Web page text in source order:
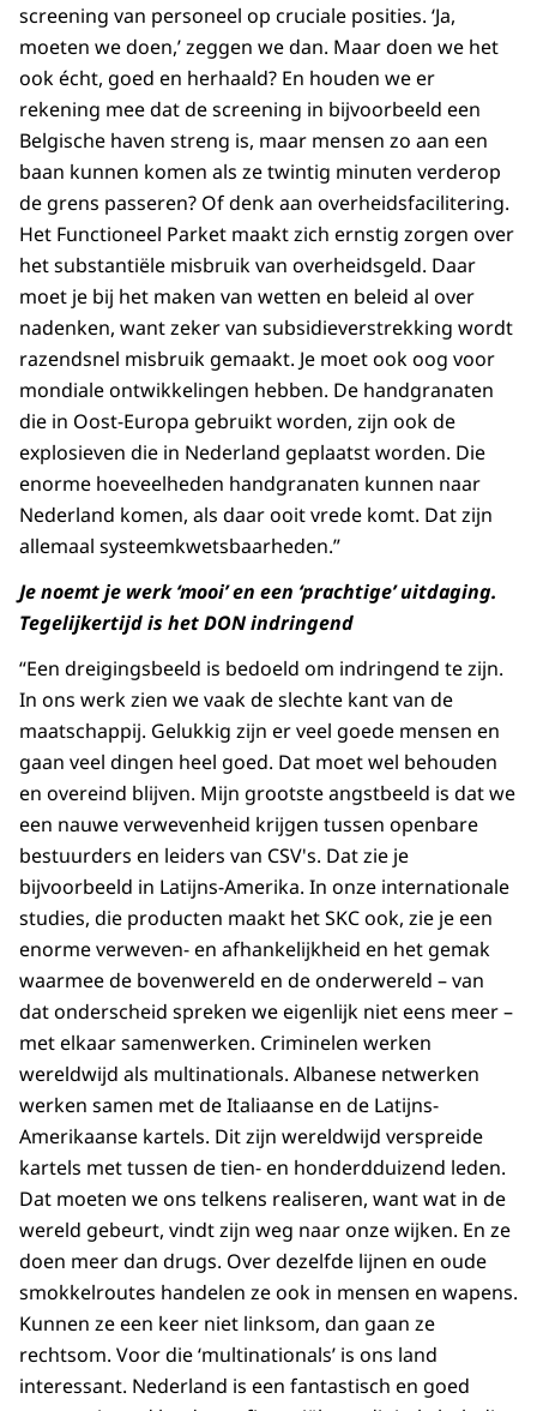
screening van personeel op cruciale posities. ‘Ja,
moeten we doen,’ zeggen we dan. Maar doen we het
ook écht, goed en herhaald? En houden we er
rekening mee dat de screening in bijvoorbeeld een
Belgische haven streng is, maar mensen zo aan een
baan kunnen komen als ze twintig minuten verderop
de grens passeren? Of denk aan overheidsfacilitering.
Het Functioneel Parket maakt zich ernstig zorgen over
het substantiële misbruik van overheidsgeld. Daar
moet je bij het maken van wetten en beleid al over
nadenken, want zeker van subsidieverstrekking wordt
razendsnel misbruik gemaakt. Je moet ook oog voor
mondiale ontwikkelingen hebben. De handgranaten
die in Oost-Europa gebruikt worden, zijn ook de
explosieven die in Nederland geplaatst worden. Die
enorme hoeveelheden handgranaten kunnen naar
Nederland komen, als daar ooit vrede komt. Dat zijn
allemaal systeemkwetsbaarheden.”
Je noemt je werk ‘mooi’ en een ‘prachtige’ uitdaging.
Tegelijkertijd is het DON indringend
“Een dreigingsbeeld is bedoeld om indringend te zijn.
In ons werk zien we vaak de slechte kant van de
maatschappij. Gelukkig zijn er veel goede mensen en
gaan veel dingen heel goed. Dat moet wel behouden
en overeind blijven. Mijn grootste angstbeeld is dat we
een nauwe verwevenheid krijgen tussen openbare
bestuurders en leiders van CSV's. Dat zie je
bijvoorbeeld in Latijns-Amerika. In onze internationale
studies, die producten maakt het SKC ook, zie je een
enorme verweven- en afhankelijkheid en het gemak
waarmee de bovenwereld en de onderwereld – van
dat onderscheid spreken we eigenlijk niet eens meer –
met elkaar samenwerken. Criminelen werken
wereldwijd als multinationals. Albanese netwerken
werken samen met de Italiaanse en de Latijns-
Amerikaanse kartels. Dit zijn wereldwijd verspreide
kartels met tussen de tien- en honderdduizend leden.
Dat moeten we ons telkens realiseren, want wat in de
wereld gebeurt, vindt zijn weg naar onze wijken. En ze
doen meer dan drugs. Over dezelfde lijnen en oude
smokkelroutes handelen ze ook in mensen en wapens.
Kunnen ze een keer niet linksom, dan gaan ze
rechtsom. Voor die ‘multinationals’ is ons land
interessant. Nederland is een fantastisch en goed